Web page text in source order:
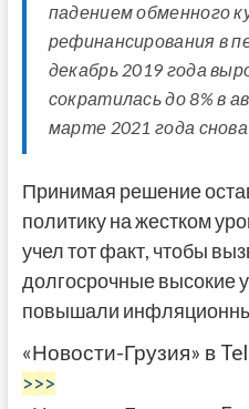
падением обменного
рефинансирования в
декабрь 2019 года
сократилась до 8% в
марте 2021 года
Принимая решение
политику на жестком
учел тот факт, чтобы
долгосрочные высокие
повышали
«Новости-Грузия» в
>>>